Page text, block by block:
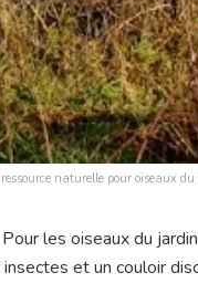
naturelle pour oiseaux
les oiseaux du
et un couloir